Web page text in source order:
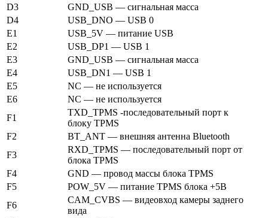
D3
GND_USB — сигнальная масса
D4
USB_DNO — USB 0
E1
USB_5V — питание USB
E2
USB_DP1 — USB 1
E3
GND_USB — сигнальная масса
E4
USB_DN1 — USB 1
E5
NC — не используется
E6
NC — не используется
F1
TXD_TPMS -последовательный порт к
блоку TPMS
F2
BT_ANT — внешняя антенна Bluetooth
F3
RXD_TPMS — последовательный порт от
блока TPMS
F4
GND — провод массы блока TPMS
F5
POW_5V — питание TPMS блока +5В
F6
CAM_CVBS — видеовход камеры заднего
вида